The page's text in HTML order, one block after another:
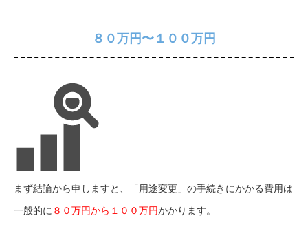
８０万円〜１００万円
まず結論から申しますと、「用途変更」の手続きにかかる費用は
一般的に ８０万円から１００万円かかります。